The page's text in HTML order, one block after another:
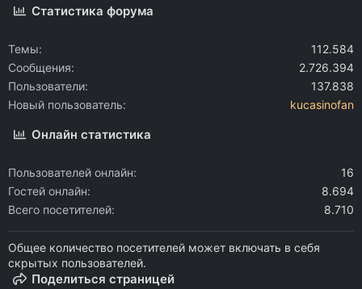
Статистика форума
Темы
112.584
Сообщения
2.726.394
Пользователи
137.838
Новый пользователь
kucasinofan
Онлайн статистика
Пользователей онлайн
16
Гостей онлайн
8.694
Всего посетителей
8.710
Общее количество посетителей может включать в себя
скрытых пользователей.
Поделиться страницей